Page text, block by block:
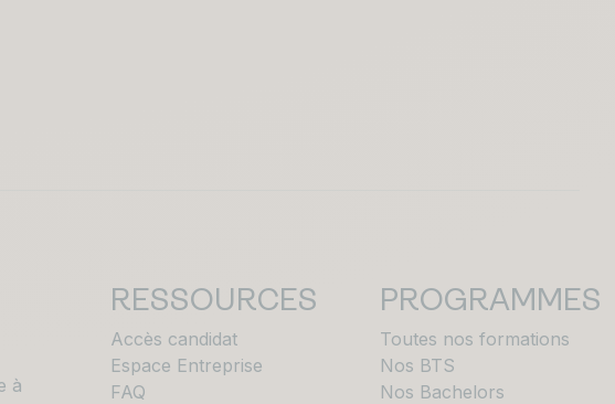
à
RESSOURCES
Accès candidat
Espace Entreprise
FAQ
PROGRAMMES
Toutes nos formations
Nos BTS
Nos Bachelors